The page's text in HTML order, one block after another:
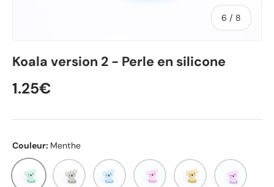
6 / de
8
Koala version 2 - Perle en silicone
1.25€
Couleur: Menthe
Menthe Gris clairBleu pastelConte de fée
Cookie Orchidée